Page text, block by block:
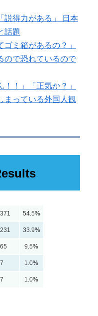
得力がある」 日本
話題
ミ箱があるの？」
ので恐れているので
！」「正気か？」
まっている外国人観
54.5%
33.9%
9.5%
1.0%
1.0%